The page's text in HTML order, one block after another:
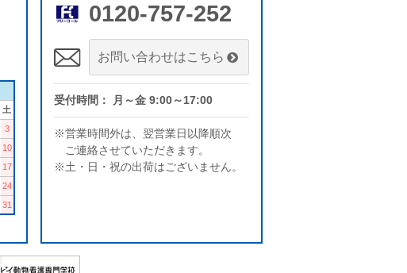
土
3
10
17
24
31
0120-757-252
お問い合わせはこちら
受付時間： 月～金 9:00～17:00
※営業時間外は、翌営業日以降順次
ご連絡させていただきます。
※土・日・祝の出荷はございません。